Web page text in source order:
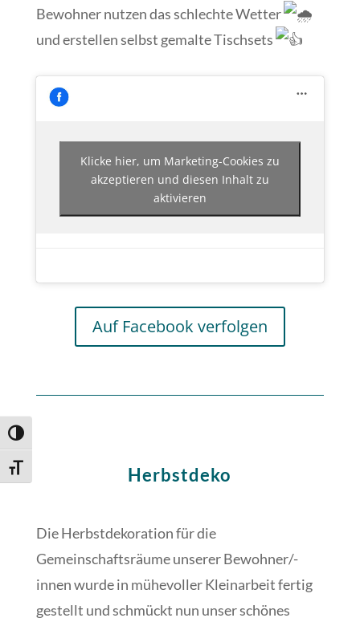
Umschalten auf hohe Kontraste
Schrift vergrößern
Bewohner nutzen das schlechte Wetter
und erstellen selbst gemalte Tischsets
Klicke hier, um Marketing-Cookies zu
akzeptieren und diesen Inhalt zu
aktivieren
Auf Facebook verfolgen
Herbstdeko
Die Herbstdekoration für die
Gemeinschaftsräume unserer Bewohner/-
innen wurde in mühevoller Kleinarbeit fertig
gestellt und schmückt nun unser schönes